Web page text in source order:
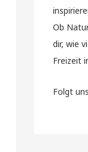
Ob
dir, wie
Freizeit
Folgt